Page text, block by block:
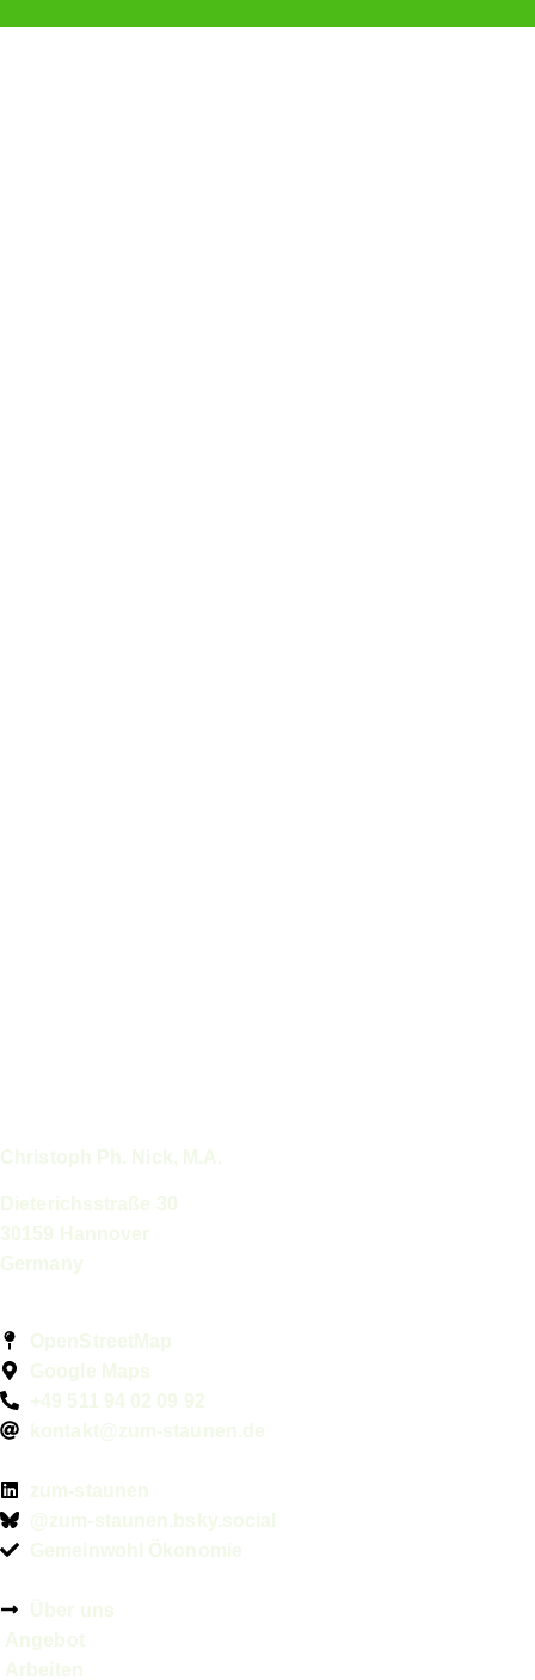
Christoph Ph. Nick, M.A.
Dieterichsstraße 30
30159 Hannover
Germany
OpenStreetMap
Google Maps
+49 511 94 02 09 92
kontakt@zum-staunen.de
zum-staunen
@zum-staunen.bsky.social
Gemeinwohl Ökonomie
Über uns
Angebot
Arbeiten